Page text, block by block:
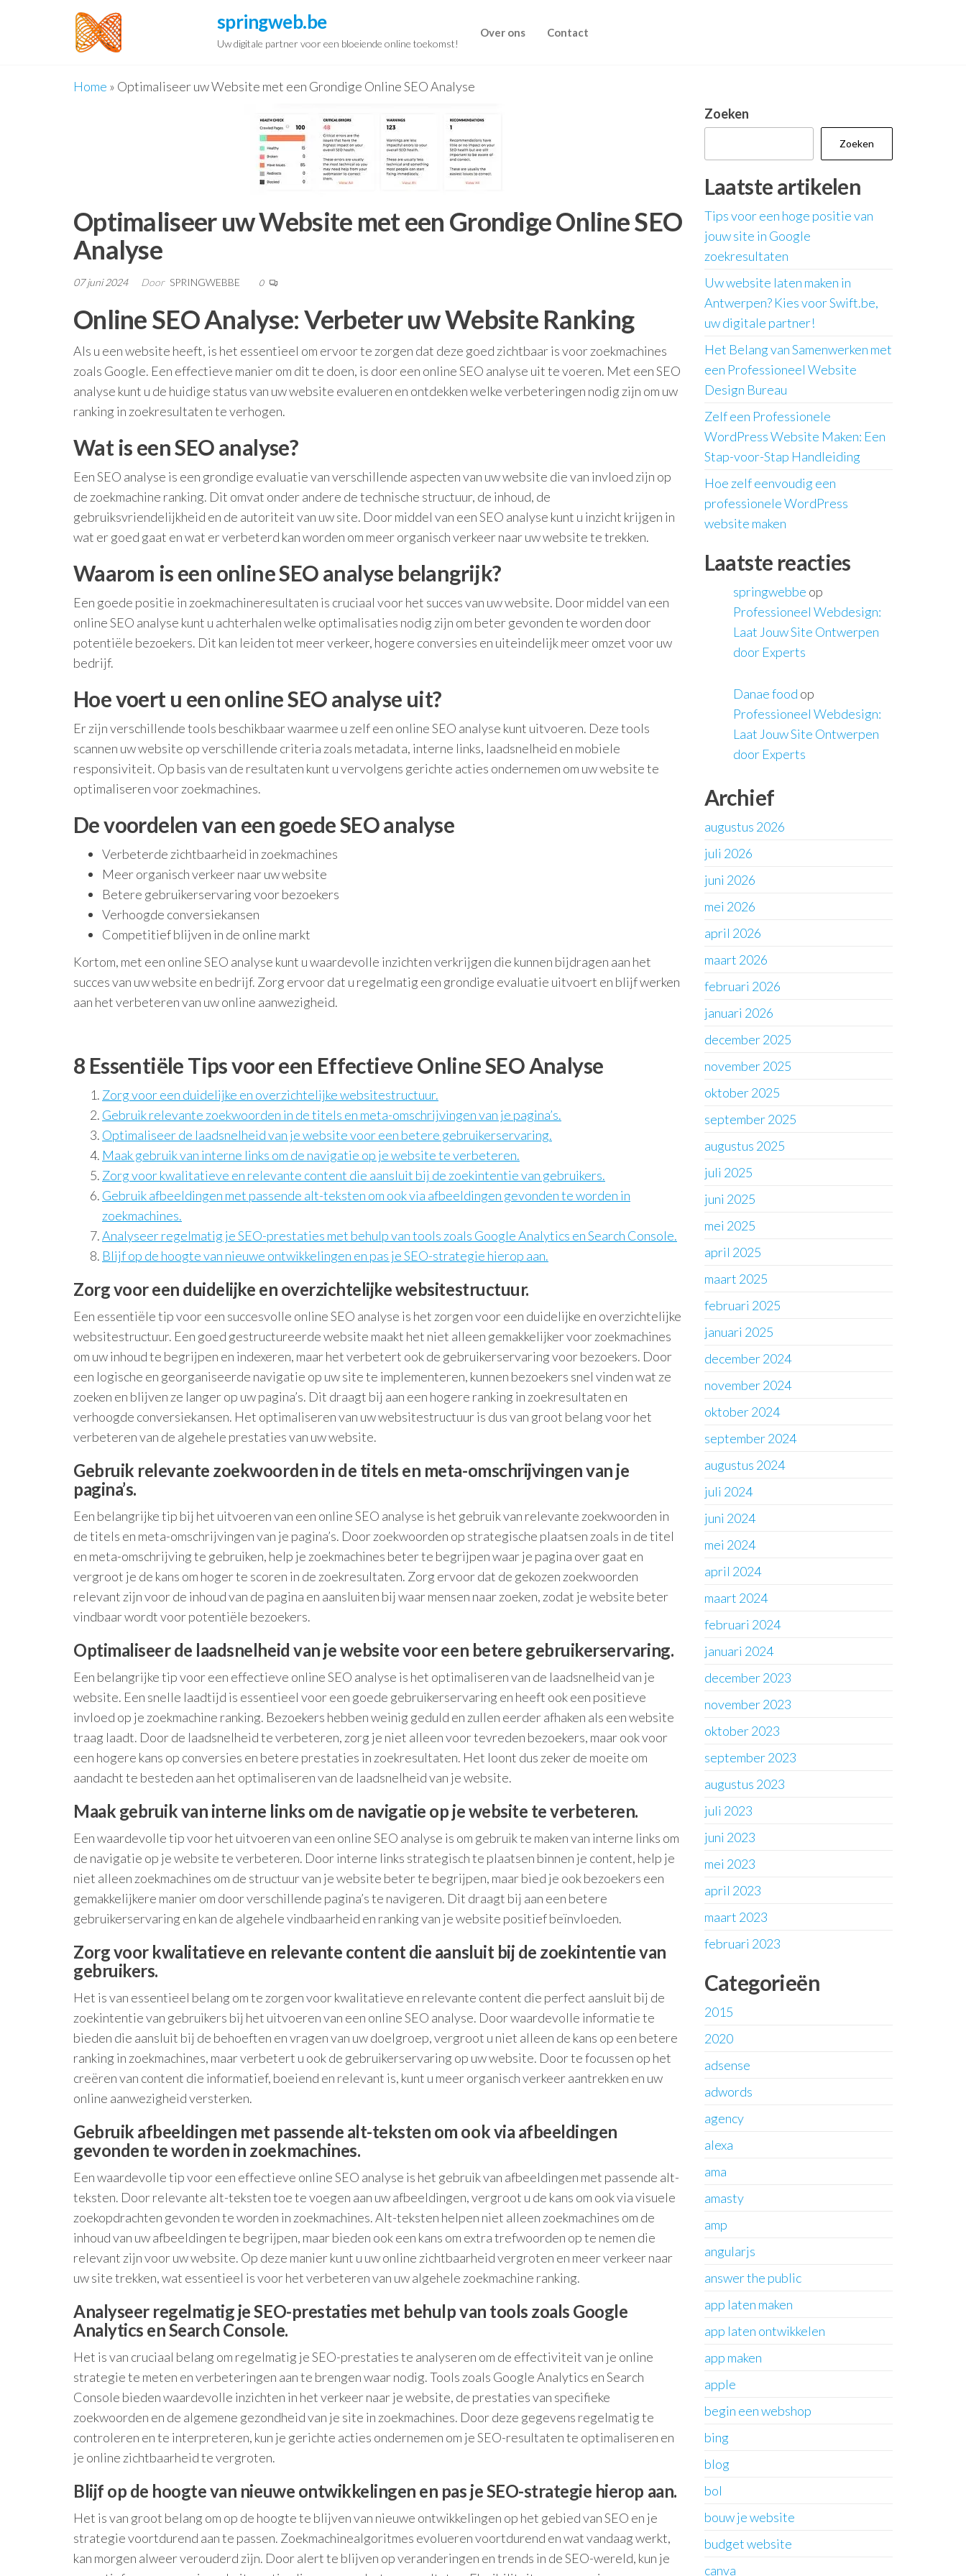
springweb.be
Uw digitale partner voor een bloeiende online toekomst!
Over ons Contact
Home » Optimaliseer uw Website met een Grondige Online SEO Analyse
Optimaliseer uw Website met een Grondige Online SEO
Analyse
07 juni 2024 Door SPRINGWEBBE 0
Online SEO Analyse: Verbeter uw Website Ranking
Als u een website heeft, is het essentieel om ervoor te zorgen dat deze goed zichtbaar is voor zoekmachines
zoals Google. Een effectieve manier om dit te doen, is door een online SEO analyse uit te voeren. Met een SEO
analyse kunt u de huidige status van uw website evalueren en ontdekken welke verbeteringen nodig zijn om uw
ranking in zoekresultaten te verhogen.
Wat is een SEO analyse?
Een SEO analyse is een grondige evaluatie van verschillende aspecten van uw website die van invloed zijn op
de zoekmachine ranking. Dit omvat onder andere de technische structuur, de inhoud, de
gebruiksvriendelijkheid en de autoriteit van uw site. Door middel van een SEO analyse kunt u inzicht krijgen in
wat er goed gaat en wat er verbeterd kan worden om meer organisch verkeer naar uw website te trekken.
Waarom is een online SEO analyse belangrijk?
Een goede positie in zoekmachineresultaten is cruciaal voor het succes van uw website. Door middel van een
online SEO analyse kunt u achterhalen welke optimalisaties nodig zijn om beter gevonden te worden door
potentiële bezoekers. Dit kan leiden tot meer verkeer, hogere conversies en uiteindelijk meer omzet voor uw
bedrijf.
Hoe voert u een online SEO analyse uit?
Er zijn verschillende tools beschikbaar waarmee u zelf een online SEO analyse kunt uitvoeren. Deze tools
scannen uw website op verschillende criteria zoals metadata, interne links, laadsnelheid en mobiele
responsiviteit. Op basis van de resultaten kunt u vervolgens gerichte acties ondernemen om uw website te
optimaliseren voor zoekmachines.
De voordelen van een goede SEO analyse
Verbeterde zichtbaarheid in zoekmachines
Meer organisch verkeer naar uw website
Betere gebruikerservaring voor bezoekers
Verhoogde conversiekansen
Competitief blijven in de online markt
Kortom, met een online SEO analyse kunt u waardevolle inzichten verkrijgen die kunnen bijdragen aan het
succes van uw website en bedrijf. Zorg ervoor dat u regelmatig een grondige evaluatie uitvoert en blijf werken
aan het verbeteren van uw online aanwezigheid.
8 Essentiële Tips voor een Effectieve Online SEO Analyse
Zorg voor een duidelijke en overzichtelijke websitestructuur.
Gebruik relevante zoekwoorden in de titels en meta-omschrijvingen van je pagina’s.
Optimaliseer de laadsnelheid van je website voor een betere gebruikerservaring.
Maak gebruik van interne links om de navigatie op je website te verbeteren.
Zorg voor kwalitatieve en relevante content die aansluit bij de zoekintentie van gebruikers.
Gebruik afbeeldingen met passende alt-teksten om ook via afbeeldingen gevonden te worden in
zoekmachines.
Analyseer regelmatig je SEO-prestaties met behulp van tools zoals Google Analytics en Search Console.
Blijf op de hoogte van nieuwe ontwikkelingen en pas je SEO-strategie hierop aan.
Zorg voor een duidelijke en overzichtelijke websitestructuur.
Een essentiële tip voor een succesvolle online SEO analyse is het zorgen voor een duidelijke en overzichtelijke
websitestructuur. Een goed gestructureerde website maakt het niet alleen gemakkelijker voor zoekmachines
om uw inhoud te begrijpen en indexeren, maar het verbetert ook de gebruikerservaring voor bezoekers. Door
een logische en georganiseerde navigatie op uw site te implementeren, kunnen bezoekers snel vinden wat ze
zoeken en blijven ze langer op uw pagina’s. Dit draagt bij aan een hogere ranking in zoekresultaten en
verhoogde conversiekansen. Het optimaliseren van uw websitestructuur is dus van groot belang voor het
verbeteren van de algehele prestaties van uw website.
Gebruik relevante zoekwoorden in de titels en meta-omschrijvingen van je
pagina’s.
Een belangrijke tip bij het uitvoeren van een online SEO analyse is het gebruik van relevante zoekwoorden in
de titels en meta-omschrijvingen van je pagina’s. Door zoekwoorden op strategische plaatsen zoals in de titel
en meta-omschrijving te gebruiken, help je zoekmachines beter te begrijpen waar je pagina over gaat en
vergroot je de kans om hoger te scoren in de zoekresultaten. Zorg ervoor dat de gekozen zoekwoorden
relevant zijn voor de inhoud van de pagina en aansluiten bij waar mensen naar zoeken, zodat je website beter
vindbaar wordt voor potentiële bezoekers.
Optimaliseer de laadsnelheid van je website voor een betere gebruikerservaring.
Een belangrijke tip voor een effectieve online SEO analyse is het optimaliseren van de laadsnelheid van je
website. Een snelle laadtijd is essentieel voor een goede gebruikerservaring en heeft ook een positieve
invloed op je zoekmachine ranking. Bezoekers hebben weinig geduld en zullen eerder afhaken als een website
traag laadt. Door de laadsnelheid te verbeteren, zorg je niet alleen voor tevreden bezoekers, maar ook voor
een hogere kans op conversies en betere prestaties in zoekresultaten. Het loont dus zeker de moeite om
aandacht te besteden aan het optimaliseren van de laadsnelheid van je website.
Maak gebruik van interne links om de navigatie op je website te verbeteren.
Een waardevolle tip voor het uitvoeren van een online SEO analyse is om gebruik te maken van interne links om
de navigatie op je website te verbeteren. Door interne links strategisch te plaatsen binnen je content, help je
niet alleen zoekmachines om de structuur van je website beter te begrijpen, maar bied je ook bezoekers een
gemakkelijkere manier om door verschillende pagina’s te navigeren. Dit draagt bij aan een betere
gebruikerservaring en kan de algehele vindbaarheid en ranking van je website positief beïnvloeden.
Zorg voor kwalitatieve en relevante content die aansluit bij de zoekintentie van
gebruikers.
Het is van essentieel belang om te zorgen voor kwalitatieve en relevante content die perfect aansluit bij de
zoekintentie van gebruikers bij het uitvoeren van een online SEO analyse. Door waardevolle informatie te
bieden die aansluit bij de behoeften en vragen van uw doelgroep, vergroot u niet alleen de kans op een betere
ranking in zoekmachines, maar verbetert u ook de gebruikerservaring op uw website. Door te focussen op het
creëren van content die informatief, boeiend en relevant is, kunt u meer organisch verkeer aantrekken en uw
online aanwezigheid versterken.
Gebruik afbeeldingen met passende alt-teksten om ook via afbeeldingen
gevonden te worden in zoekmachines.
Een waardevolle tip voor een effectieve online SEO analyse is het gebruik van afbeeldingen met passende alt-
teksten. Door relevante alt-teksten toe te voegen aan uw afbeeldingen, vergroot u de kans om ook via visuele
zoekopdrachten gevonden te worden in zoekmachines. Alt-teksten helpen niet alleen zoekmachines om de
inhoud van uw afbeeldingen te begrijpen, maar bieden ook een kans om extra trefwoorden op te nemen die
relevant zijn voor uw website. Op deze manier kunt u uw online zichtbaarheid vergroten en meer verkeer naar
uw site trekken, wat essentieel is voor het verbeteren van uw algehele zoekmachine ranking.
Analyseer regelmatig je SEO-prestaties met behulp van tools zoals Google
Analytics en Search Console.
Het is van cruciaal belang om regelmatig je SEO-prestaties te analyseren om de effectiviteit van je online
strategie te meten en verbeteringen aan te brengen waar nodig. Tools zoals Google Analytics en Search
Console bieden waardevolle inzichten in het verkeer naar je website, de prestaties van specifieke
zoekwoorden en de algemene gezondheid van je site in zoekmachines. Door deze gegevens regelmatig te
controleren en te interpreteren, kun je gerichte acties ondernemen om je SEO-resultaten te optimaliseren en
je online zichtbaarheid te vergroten.
Blijf op de hoogte van nieuwe ontwikkelingen en pas je SEO-strategie hierop aan.
Het is van groot belang om op de hoogte te blijven van nieuwe ontwikkelingen op het gebied van SEO en je
strategie voortdurend aan te passen. Zoekmachinealgoritmes evolueren voortdurend en wat vandaag werkt,
kan morgen alweer verouderd zijn. Door alert te blijven op veranderingen en trends in de SEO-wereld, kun je
Zoeken
Zoeken
Laatste artikelen
Tips voor een hoge positie van
jouw site in Google
zoekresultaten
Uw website laten maken in
Antwerpen? Kies voor Swift.be,
uw digitale partner!
Het Belang van Samenwerken met
een Professioneel Website
Design Bureau
Zelf een Professionele
WordPress Website Maken: Een
Stap-voor-Stap Handleiding
Hoe zelf eenvoudig een
professionele WordPress
website maken
Laatste reacties
springwebbe op
Professioneel Webdesign:
Laat Jouw Site Ontwerpen
door Experts
Danae food op
Professioneel Webdesign:
Laat Jouw Site Ontwerpen
door Experts
Archief
augustus 2026
juli 2026
juni 2026
mei 2026
april 2026
maart 2026
februari 2026
januari 2026
december 2025
november 2025
oktober 2025
september 2025
augustus 2025
juli 2025
juni 2025
mei 2025
april 2025
maart 2025
februari 2025
januari 2025
december 2024
november 2024
oktober 2024
september 2024
augustus 2024
juli 2024
juni 2024
mei 2024
april 2024
maart 2024
februari 2024
januari 2024
december 2023
november 2023
oktober 2023
september 2023
augustus 2023
juli 2023
juni 2023
mei 2023
april 2023
maart 2023
februari 2023
Categorieën
2015
2020
adsense
adwords
agency
alexa
ama
amasty
amp
angularjs
answer the public
app laten maken
app laten ontwikkelen
app maken
apple
begin een webshop
bing
blog
bol
bouw je website
budget website
canva